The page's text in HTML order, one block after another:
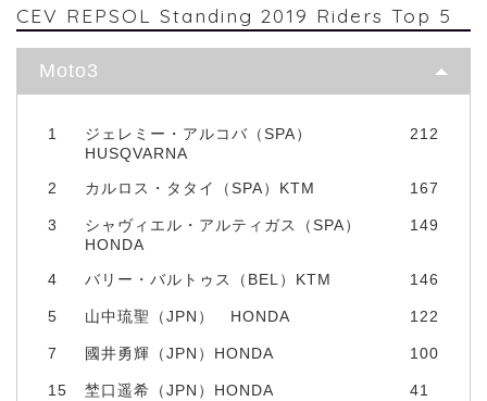
CEV REPSOL Standing 2019 Riders Top 5
Moto3
1
ジェレミー・アルコバ（SPA）
HUSQVARNA
212
2 カルロス・タタイ（SPA）KTM 167
3
シャヴィエル・アルティガス（SPA）
HONDA
149
4 バリー・バルトゥス（BEL）KTM 146
5 山中琉聖（JPN） HONDA 122
7 國井勇輝（JPN）HONDA 100
15 埜口遥希（JPN）HONDA 41